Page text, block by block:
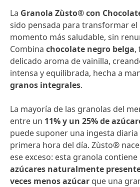
La Granola Zùsto® con
sido pensada para transformar el
momento más saludable, sin
Combina chocolate negro belga,
delicado aroma de vainilla,
intensa y equilibrada, hecha a
granos integrales.
La mayoría de las granolas del
entre un 11% y un 25% de
puede suponer una ingesta diaria
primera hora del día. Zùsto®
ese exceso: esta granola contiene
azúcares naturalmente
veces menos azúcar que una